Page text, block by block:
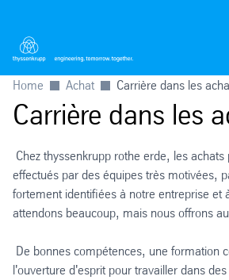
Home Achat Carrière dans les
Carrière dans les
Chez thyssenkrupp rothe erde, les
effectués par des équipes très motivées,
fortement identifiées à notre entreprise et
attendons beaucoup, mais nous offrons
De bonnes compétences, une formation
l'ouverture d'esprit pour travailler dans